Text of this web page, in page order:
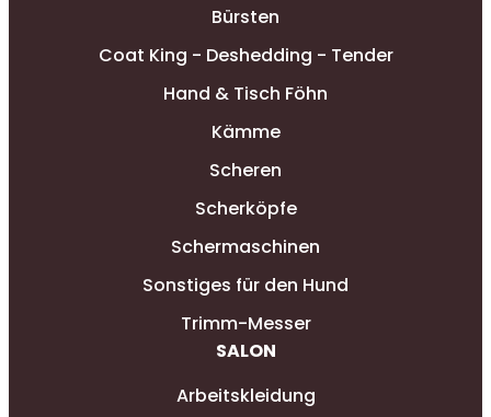
Bürsten
Coat King - Deshedding - Tender
Hand & Tisch Föhn
Kämme
Scheren
Scherköpfe
Schermaschinen
Sonstiges für den Hund
Trimm-Messer
SALON
Arbeitskleidung